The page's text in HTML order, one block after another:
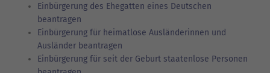
Einbürgerung des Ehegatten eines Deutschen
beantragen
Einbürgerung für heimatlose Ausländerinnen und
Ausländer beantragen
Einbürgerung für seit der Geburt staatenlose Personen